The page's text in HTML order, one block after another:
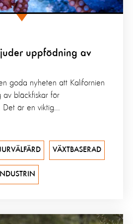
uppfödning av
goda nyheten att Kalifornien
bläckfiskar för
Det är en viktig...
VÄXTBASERAD